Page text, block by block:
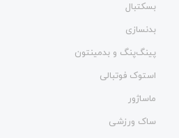
بسکتبال
بدنسازی
پینگ‌پنگ و بدمينتون
استوک فوتبالی
ماساژور
ساک ورزشی